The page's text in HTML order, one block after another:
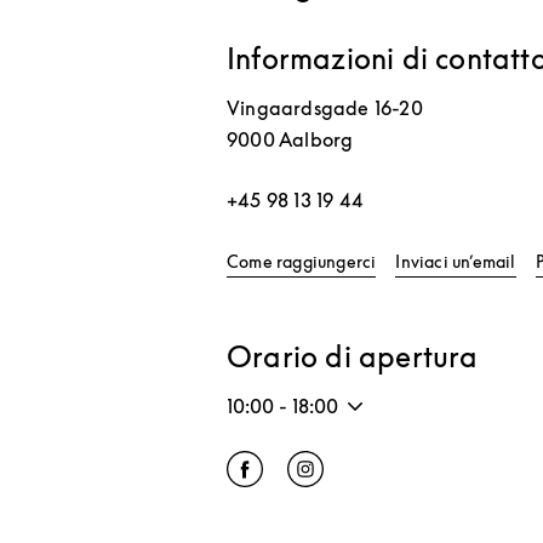
Informazioni di
Vingaardsgade 16-20
9000Aalborg
+45 98 13 19 44
Come raggiungerci Link Opens in New
Inviaci un’email
Orario di apertura
10:00 - 18:00
Click to open Facebook
Link Opens in New Tab
Click to open Instagram
Link Opens in New Tab